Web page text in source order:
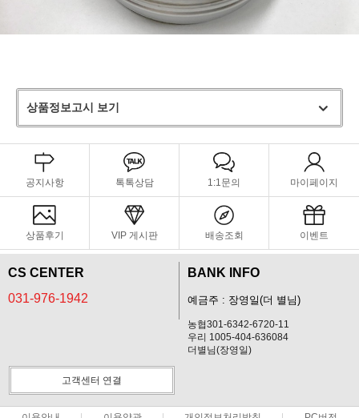
상품정보고시 보기
공지사항 톡톡상담 1:1문의 마이페이지
상품후기 VIP 게시판 배송조회 이벤트
CS CENTER
031-976-1942
BANK INFO
예금주 : 장영일(더 별님)
농협301-6342-6720-11
우리 1005-404-636084
더별님(장영일)
고객센터 연결